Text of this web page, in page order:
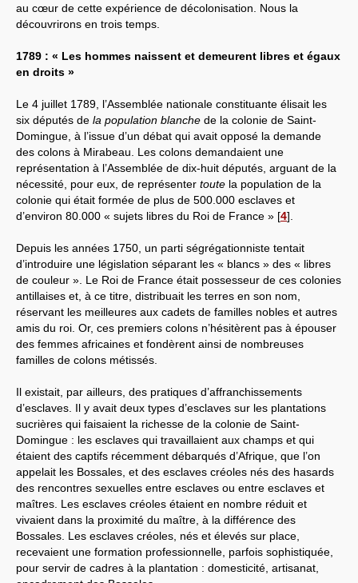
au cœur de cette expérience de décolonisation. Nous la
découvrirons en trois temps.
1789 : « Les hommes naissent et demeurent libres et égaux
en droits »
Le 4 juillet 1789, l’Assemblée nationale constituante élisait les
six députés de la population blanche de la colonie de Saint-
Domingue, à l’issue d’un débat qui avait opposé la demande
des colons à Mirabeau. Les colons demandaient une
représentation à l’Assemblée de dix-huit députés, arguant de la
nécessité, pour eux, de représenter toute la population de la
colonie qui était formée de plus de 500.000 esclaves et
d’environ 80.000 « sujets libres du Roi de France » [4]
Depuis les années 1750, un parti ségrégationniste tentait
d’introduire une législation séparant les « blancs » des « libres
de couleur ». Le Roi de France était possesseur de ces colonies
antillaises et, à ce titre, distribuait les terres en son nom,
réservant les meilleures aux cadets de familles nobles et autres
amis du roi. Or, ces premiers colons n’hésitèrent pas à épouser
des femmes africaines et fondèrent ainsi de nombreuses
familles de colons métissés.
Il existait, par ailleurs, des pratiques d’affranchissements
d’esclaves. Il y avait deux types d’esclaves sur les plantations
sucrières qui faisaient la richesse de la colonie de Saint-
Domingue : les esclaves qui travaillaient aux champs et qui
étaient des captifs récemment débarqués d’Afrique, que l’on
appelait les Bossales, et des esclaves créoles nés des hasards
des rencontres sexuelles entre esclaves ou entre esclaves et
maîtres. Les esclaves créoles étaient en nombre réduit et
vivaient dans la proximité du maître, à la différence des
Bossales. Les esclaves créoles, nés et élevés sur place,
recevaient une formation professionnelle, parfois sophistiquée,
pour servir de cadres à la plantation : domesticité, artisanat,